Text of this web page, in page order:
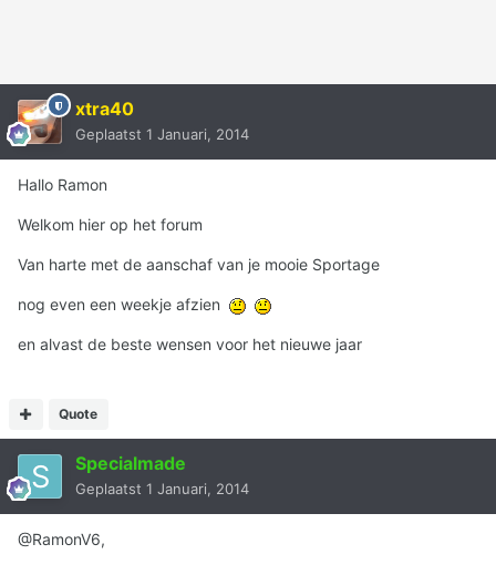
xtra40
Geplaatst 1 Januari, 2014
Hallo Ramon
Welkom hier op het forum
Van harte met de aanschaf van je mooie Sportage
nog even een weekje afzien
en alvast de beste wensen voor het nieuwe jaar
Quote
Specialmade
Geplaatst 1 Januari, 2014
@RamonV6,